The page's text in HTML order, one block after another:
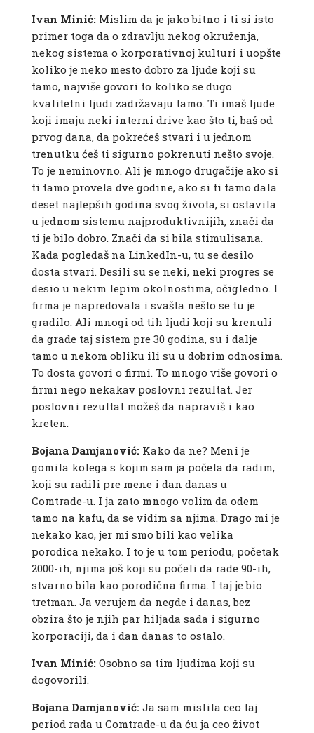
Ivan Minić: Mislim da je jako bitno i ti si isto
primer toga da o zdravlju nekog okruženja,
nekog sistema o korporativnoj kulturi i uopšte
koliko je neko mesto dobro za ljude koji su
tamo, najviše govori to koliko se dugo
kvalitetni ljudi zadržavaju tamo. Ti imaš ljude
koji imaju neki interni drive kao što ti, baš od
prvog dana, da pokrećeš stvari i u jednom
trenutku ćeš ti sigurno pokrenuti nešto svoje.
To je neminovno. Ali je mnogo drugačije ako si
ti tamo provela dve godine, ako si ti tamo dala
deset najlepših godina svog života, si ostavila
u jednom sistemu najproduktivnijih, znači da
ti je bilo dobro. Znači da si bila stimulisana.
Kada pogledaš na LinkedIn-u, tu se desilo
dosta stvari. Desili su se neki, neki progres se
desio u nekim lepim okolnostima, očigledno. I
firma je napredovala i svašta nešto se tu je
gradilo. Ali mnogi od tih ljudi koji su krenuli
da grade taj sistem pre 30 godina, su i dalje
tamo u nekom obliku ili su u dobrim odnosima.
To dosta govori o firmi. To mnogo više govori o
firmi nego nekakav poslovni rezultat. Jer
poslovni rezultat možeš da napraviš i kao
kreten.
Bojana Damjanović: Kako da ne? Meni je
gomila kolega s kojim sam ja počela da radim,
koji su radili pre mene i dan danas u
Comtrade-u. I ja zato mnogo volim da odem
tamo na kafu, da se vidim sa njima. Drago mi je
nekako kao, jer mi smo bili kao velika
porodica nekako. I to je u tom periodu, početak
2000-ih, njima još koji su počeli da rade 90-ih,
stvarno bila kao porodična firma. I taj je bio
tretman. Ja verujem da negde i danas, bez
obzira što je njih par hiljada sada i sigurno
korporaciji, da i dan danas to ostalo.
Ivan Minić: Osobno sa tim ljudima koji su
dogovorili.
Bojana Damjanović: Ja sam mislila ceo taj
period rada u Comtrade-u da ću ja ceo život